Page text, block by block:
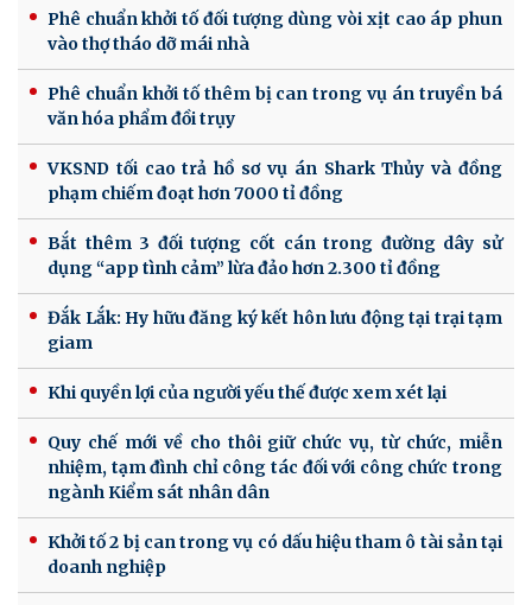
Phê chuẩn khởi tố đối tượng dùng vòi xịt cao áp phun
vào thợ tháo dỡ mái nhà
Phê chuẩn khởi tố thêm bị can trong vụ án truyền bá
văn hóa phẩm đồi trụy
VKSND tối cao trả hồ sơ vụ án Shark Thủy và đồng
phạm chiếm đoạt hơn 7000 tỉ đồng
Bắt thêm 3 đối tượng cốt cán trong đường dây sử
dụng “app tình cảm” lừa đảo hơn 2.300 tỉ đồng
Đắk Lắk: Hy hữu đăng ký kết hôn lưu động tại trại tạm
giam
Khi quyền lợi của người yếu thế được xem xét lại
Quy chế mới về cho thôi giữ chức vụ, từ chức, miễn
nhiệm, tạm đình chỉ công tác đối với công chức trong
ngành Kiểm sát nhân dân
Khởi tố 2 bị can trong vụ có dấu hiệu tham ô tài sản tại
doanh nghiệp